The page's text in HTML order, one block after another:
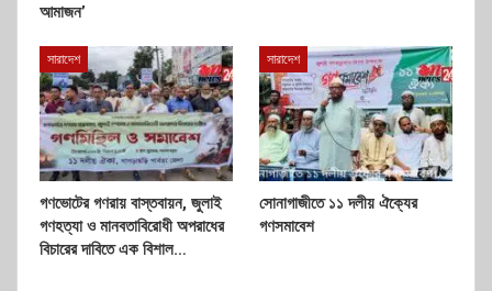
আমাজন’
সারাদেশ
গণভোটের গণরায় বাস্তবায়ন, জুলাই
গণহত্যা ও মানবতাবিরোধী অপরাধের
বিচারের দাবিতে এক বিশাল…
সারাদেশ
সোনাগাজীতে ১১ দলীয় ঐক্যের
গণসমাবেশ